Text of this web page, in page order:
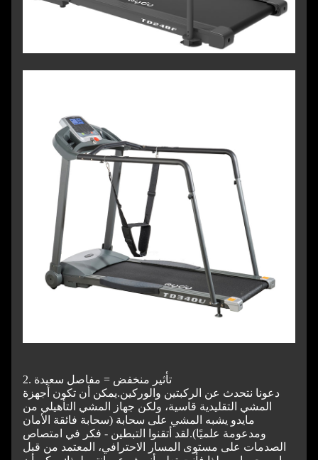
2. تأثير منخفض = مفاصل سعيدة
دعونا نتحدث عن الركبتين والوركين.يمكن أن تكون أجهزة
المشي التقليدية قاسية، ولكن جهاز المشي التأهيلي من
مايدو يشبه المشي على سحابة (سحابة فائقة الأمان
ومدعومة علميًا).لقد أتقنوا التبطين - فكر في امتصاص
الصدمات على مستوى المسار الاحترافي، المعتمد من قبل